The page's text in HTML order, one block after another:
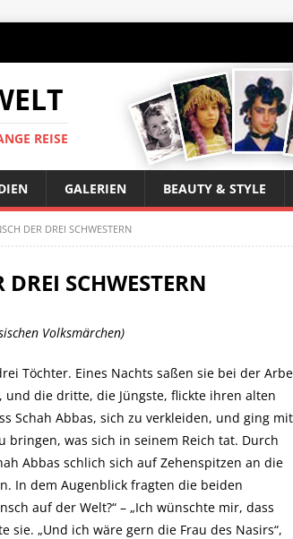
REISE
GALERIEN BEAUTY & STYLE
DER DREI SCHWESTERN
SCHWESTERN
Volksmärchen)
Töchter. Eines Nachts saßen sie bei der
die dritte, die Jüngste, flickte ihren alten
Schah Abbas, sich zu verkleiden, und ging mit
was sich in seinem Reich tat. Durch
Abbas schlich sich auf Zehenspitzen an die
In dem Augenblick fragten die beiden
auf der Welt?“ – „Ich wünschte mir, dass
sie. „Und ich wäre gern die Frau des Nasirs“,